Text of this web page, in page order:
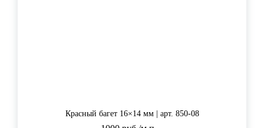
Красный багет 16×14 мм | арт. 850-08